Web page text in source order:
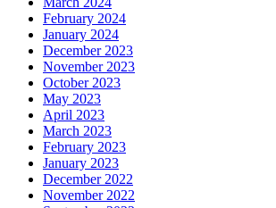
February 2024
January 2024
December 2023
November 2023
October 2023
May 2023
April 2023
March 2023
February 2023
January 2023
December 2022
November 2022